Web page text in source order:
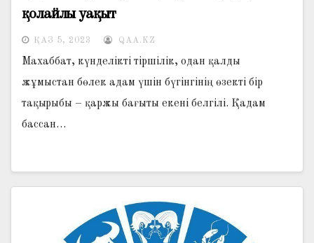
қолайлы уақыт
ҚАЗ 5, 2023 QAA.KZ
Махаббат, күнделікті тіршілік, одан қалды
жұмыстан бөлек адам үшін бүгінгінің өзекті бір
тақырыбы – қаржы бағыты екені белгілі. Қадам
бассан…